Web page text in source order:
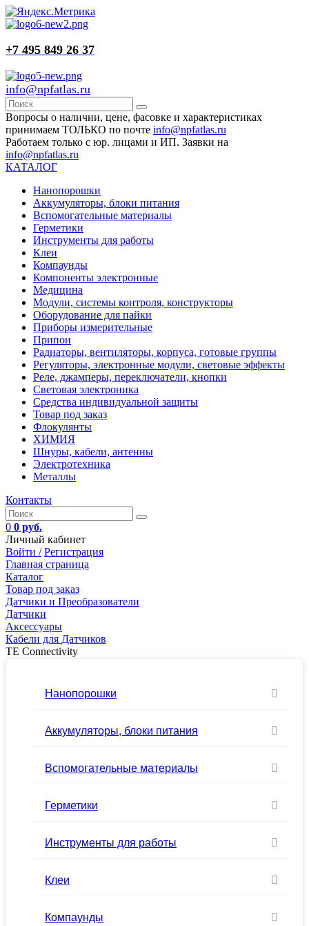
+7 495 849 26 37
info@npfatlas.ru
Вопросы о наличии, цене, фасовке и характеристиках
принимаем ТОЛЬКО по почте info@npfatlas.ru
Работаем только с юр. лицами и ИП. Заявки на
info@npfatlas.ru
КАТАЛОГ
Нанопорошки
Аккумуляторы, блоки питания
Вспомогательные материалы
Герметики
Инструменты для работы
Клеи
Компаунды
Компоненты электронные
Медицина
Модули, системы контроля, конструкторы
Оборудование для пайки
Приборы измерительные
Припои
Радиаторы, вентиляторы, корпуса, готовые группы
Регуляторы, электронные модули, световые эффекты
Реле, джамперы, переключатели, кнопки
Световая электроника
Средства индивидуальной защиты
Товар под заказ
Флокулянты
ХИМИЯ
Шнуры, кабели, антенны
Электротехника
Металлы
Контакты
0 0 руб.
Личный кабинет
Войти / Регистрация
Главная страница
Каталог
Товар под заказ
Датчики и Преобразователи
Датчики
Аксессуары
Кабели для Датчиков
TE Connectivity
Нанопорошки
Аккумуляторы, блоки питания
Вспомогательные материалы
Герметики
Инструменты для работы
Клеи
Компаунды